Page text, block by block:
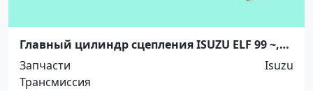
Главный цилиндр сцепления ISUZU ELF 99 ~,
3/4", Yamasida. Распродажа! Краснодар
Запчасти
Isuzu
Трансмиссия